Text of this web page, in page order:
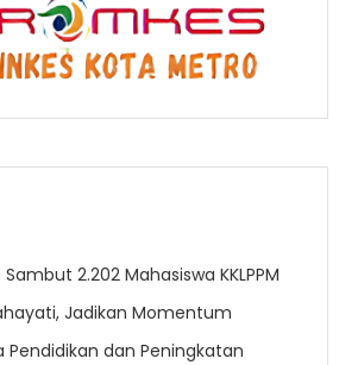
2.202 Mahasiswa KKLPPM
Jadikan Momentum
Pendidikan dan Peningkatan